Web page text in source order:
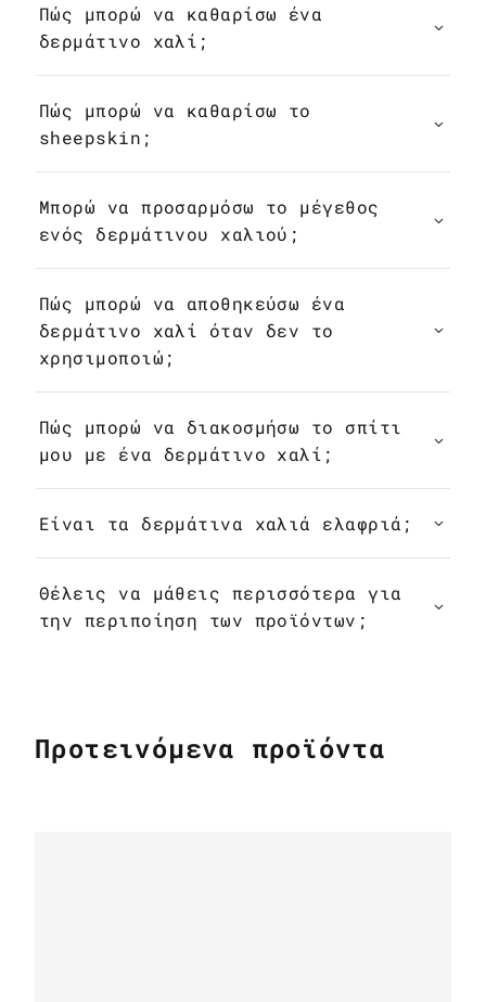
Πώς μπορώ να καθαρίσω ένα
δερμάτινο χαλί;
Πώς μπορώ να καθαρίσω το
sheepskin;
Μπορώ να προσαρμόσω το μέγεθος
ενός δερμάτινου χαλιού;
Πώς μπορώ να αποθηκεύσω ένα
δερμάτινο χαλί όταν δεν το
χρησιμοποιώ;
Πώς μπορώ να διακοσμήσω το σπίτι
μου με ένα δερμάτινο χαλί;
Είναι τα δερμάτινα χαλιά ελαφριά;
Θέλεις να μάθεις περισσότερα για
την περιποίηση των προϊόντων;
Προτεινόμενα προϊόντα